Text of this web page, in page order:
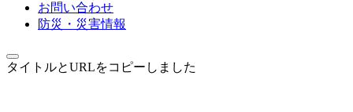
お問い合わせ
防災・災害情報
タイトルとURLをコピーしました